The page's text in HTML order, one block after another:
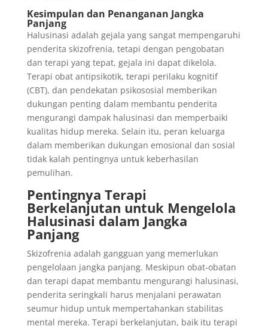
Kesimpulan dan Penanganan Jangka
Panjang
Halusinasi adalah gejala yang sangat mempengaruhi
penderita skizofrenia, tetapi dengan pengobatan
dan terapi yang tepat, gejala ini dapat dikelola.
Terapi obat antipsikotik, terapi perilaku kognitif
(CBT), dan pendekatan psikososial memberikan
dukungan penting dalam membantu penderita
mengurangi dampak halusinasi dan memperbaiki
kualitas hidup mereka. Selain itu, peran keluarga
dalam memberikan dukungan emosional dan sosial
tidak kalah pentingnya untuk keberhasilan
pemulihan.
Pentingnya Terapi
Berkelanjutan untuk Mengelola
Halusinasi dalam Jangka
Panjang
Skizofrenia adalah gangguan yang memerlukan
pengelolaan jangka panjang. Meskipun obat-obatan
dan terapi dapat membantu mengurangi halusinasi,
penderita seringkali harus menjalani perawatan
seumur hidup untuk mempertahankan stabilitas
mental mereka. Terapi berkelanjutan, baik itu terapi